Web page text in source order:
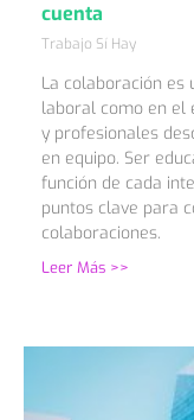
cuenta
Trabajo Sí Hay
La colaboración
laboral como en el
y profesionales
en equipo. Ser
función de cada
puntos clave para
colaboraciones.
Leer Más >>